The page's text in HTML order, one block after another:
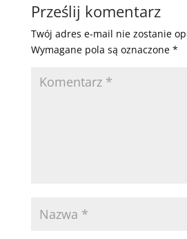
Prześlij komentarz
Twój adres e-mail nie zostanie
Wymagane pola są oznaczone *